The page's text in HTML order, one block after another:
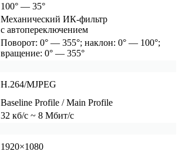
100° — 35°
Механический ИК-фильтр
с автопереключением
Поворот: 0° — 355°; наклон: 0° — 100°;
вращение: 0° — 355°
H.264/MJPEG
Baseline Profile / Main Profile
32 кб/с ~ 8 Мбит/с
1920×1080